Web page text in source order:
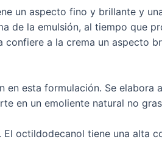
un aspecto fino y brillante y
de la emulsión, al tiempo que
a la crema un aspecto
esta formulación. Se
en un emoliente natural no
octildodecanol tiene una alta